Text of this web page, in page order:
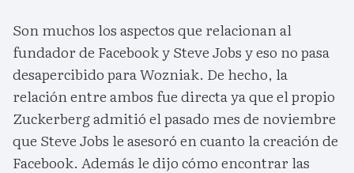
Son muchos los aspectos que relacionan al
fundador de Facebook y Steve Jobs y eso no pasa
desapercibido para Wozniak. De hecho, la
relación entre ambos fue directa ya que el propio
Zuckerberg admitió el pasado mes de noviembre
que Steve Jobs le asesoró en cuanto la creación de
Facebook. Además le dijo cómo encontrar las